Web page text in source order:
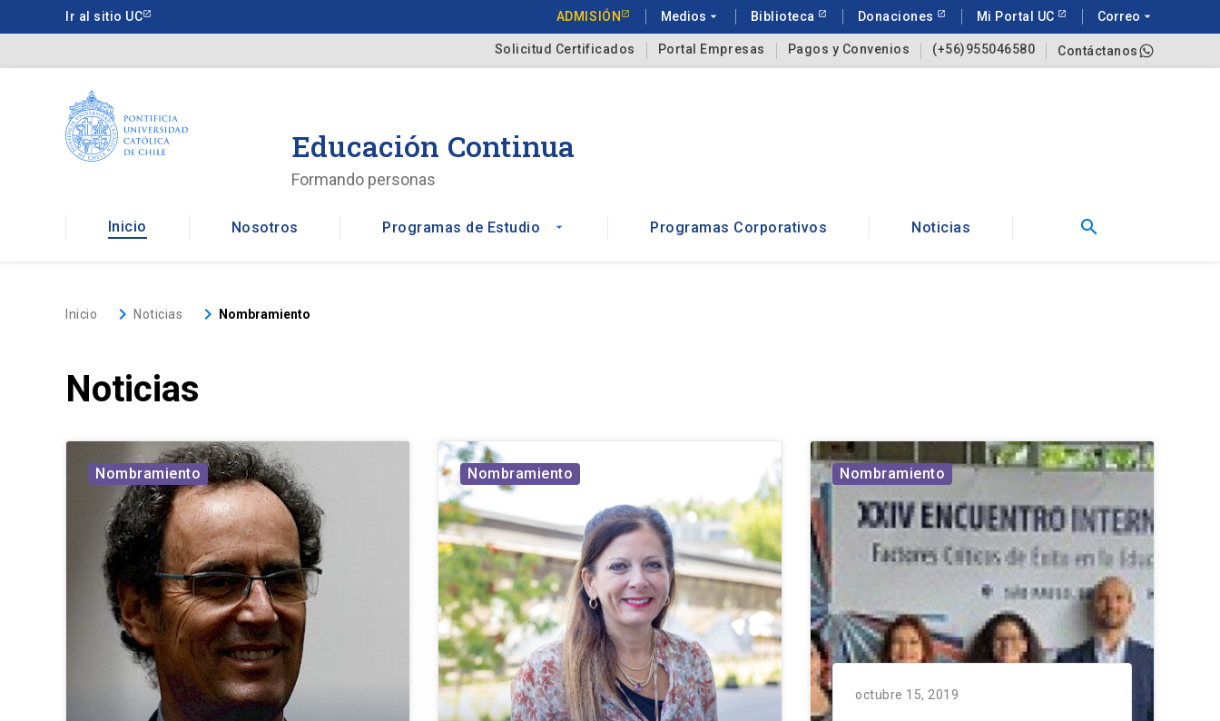
a
Ir al sitio UC ADMISIÓN Medios arrow_drop_down Biblioteca Donaciones Mi Portal UC Correo arrow_drop_down
Solicitud Certificados Portal Empresas Pagos y Convenios (+56)955046580 Contáctanos
Educación Continua
Formando personas
Inicio Nosotros Programas de Estudio arrow_drop_down Programas Corporativos Noticias search
Inicio keyboard_arrow_rightNoticias keyboard_arrow_right Nombramiento
Noticias
Nombramiento Nombramiento Nombramiento
octubre 15, 2019